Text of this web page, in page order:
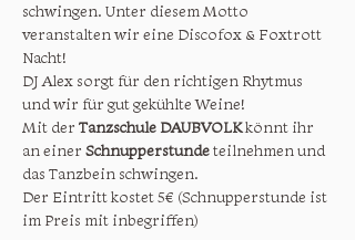
schwingen. Unter diesem Motto
veranstalten wir eine Discofox & Foxtrott
Nacht!
DJ Alex sorgt für den richtigen Rhytmus
und wir für gut gekühlte Weine!
Mit der Tanzschule DAUBVOLK könnt ihr
an einer Schnupperstunde teilnehmen und
das Tanzbein schwingen.
Der Eintritt kostet 5€ (Schnupperstunde ist
im Preis mit inbegriffen)